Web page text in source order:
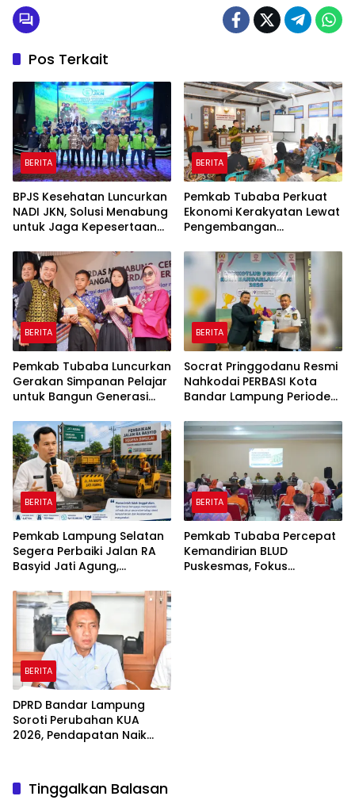
Pos Terkait
BERITA
BPJS Kesehatan Luncurkan
NADI JKN, Solusi Menabung
untuk Jaga Kepesertaan
BERITA
Pemkab Tubaba Perkuat
Ekonomi Kerakyatan Lewat
Pengembangan
Penyaluran KUR
BERITA
Pemkab Tubaba Luncurkan
Gerakan Simpanan Pelajar
untuk Bangun Generasi
BERITA
Socrat Pringgodanu Resmi
Nahkodai PERBASI Kota
Bandar Lampung Periode
BERITA
Pemkab Lampung Selatan
Segera Perbaiki Jalan RA
Basyid Jati Agung,
Disiapkan
BERITA
Pemkab Tubaba Percepat
Kemandirian BLUD
Puskesmas, Fokus
BERITA
DPRD Bandar Lampung
Soroti Perubahan KUA
2026, Pendapatan Naik
Tinggalkan Balasan